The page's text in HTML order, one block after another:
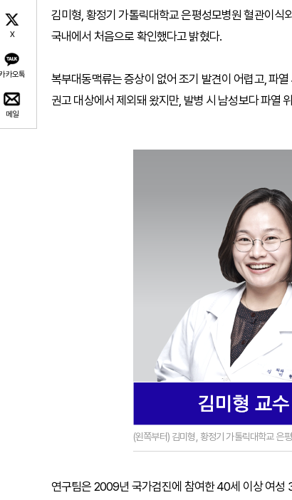
X
카오톡
메일
김미형, 황정기 가톨릭대학교 은평성모병원 혈관이식
국내에서 처음으로 확인했다고 밝혔다.
복부대동맥류는 증상이 없어 조기 발견이 어렵고, 파
권고 대상에서 제외돼 왔지만, 발병 시 남성보다 파열
(왼쪽부터) 김미형, 황정기 가톨릭대학교 은
연구팀은 2009년 국가검진에 참여한 40세 이상 여성